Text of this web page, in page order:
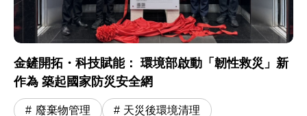
金鏟開拓・科技賦能： 環境部啟動「韌性救災」新
作為 築起國家防災安全網
廢棄物管理 天災後環境清理